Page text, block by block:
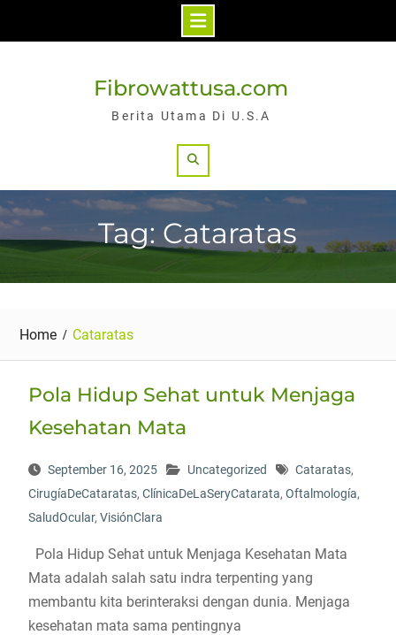
Fibrowattusa.com
Berita Utama Di U.S.A
Tag: Cataratas
Home Cataratas
Pola Hidup Sehat untuk Menjaga
Kesehatan Mata
September 16, 2025 Uncategorized Cataratas,
CirugíaDeCataratas, ClínicaDeLaSeryCatarata, Oftalmología,
SaludOcular, VisiónClara
Pola Hidup Sehat untuk Menjaga Kesehatan Mata
Mata adalah salah satu indra terpenting yang
membantu kita berinteraksi dengan dunia. Menjaga
kesehatan mata sama pentingnya